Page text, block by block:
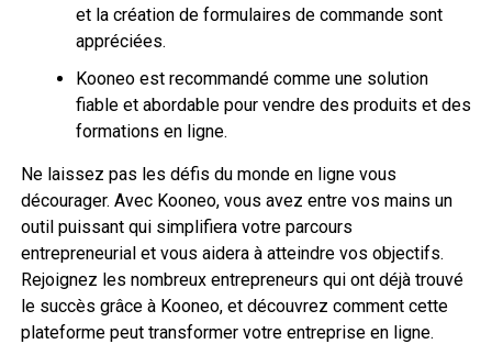
et la création de formulaires de commande sont
appréciées.
Kooneo est recommandé comme une solution
fiable et abordable pour vendre des produits et des
formations en ligne.
Ne laissez pas les défis du monde en ligne vous
décourager. Avec Kooneo, vous avez entre vos mains un
outil puissant qui simplifiera votre parcours
entrepreneurial et vous aidera à atteindre vos objectifs.
Rejoignez les nombreux entrepreneurs qui ont déjà trouvé
le succès grâce à Kooneo, et découvrez comment cette
plateforme peut transformer votre entreprise en ligne.